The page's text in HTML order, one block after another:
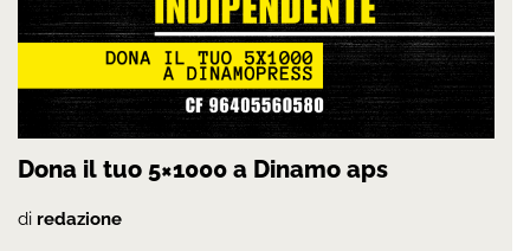
Dona il tuo 5×1000 a Dinamo aps
di redazione